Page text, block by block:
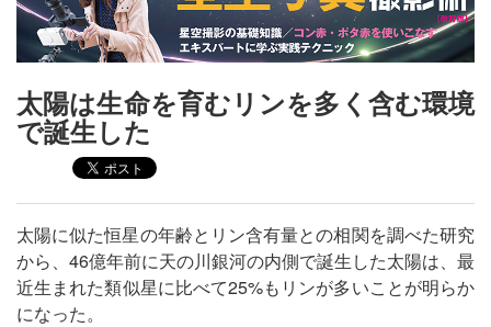
太陽は生命を育むリンを多く含む環境
で誕生した
太陽に似た恒星の年齢とリン含有量との相関を調べた研究
から、46億年前に天の川銀河の内側で誕生した太陽は、最
近生まれた類似星に比べて25%もリンが多いことが明らか
になった。